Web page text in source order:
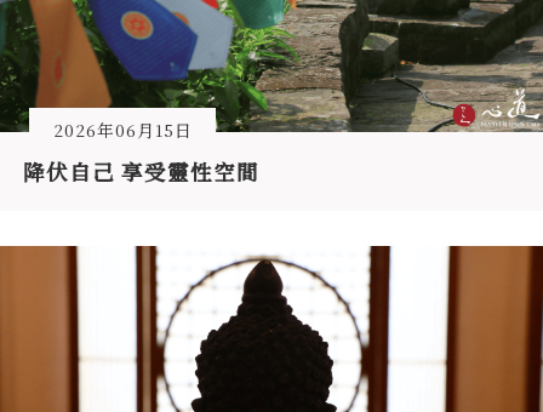
2026年06月15日
降伏自己 享受靈性空間